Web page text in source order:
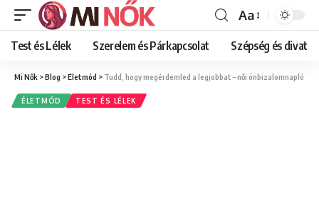
Font
Resizer
Aa
Test és Lélek Szerelem és Párkapcsolat Szépség és divat
Mi Nők >Blog >Életmód > Tudd, hogy megérdemled a legjobbat – női önbizalomnapló
ÉLETMÓD TEST ÉS LÉLEK